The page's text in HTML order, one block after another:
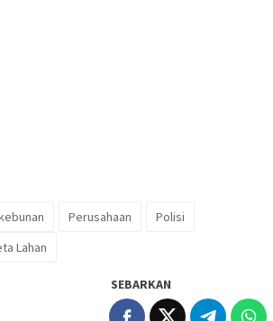
Perusahaan
Polisi
Lahan
SEBARKAN